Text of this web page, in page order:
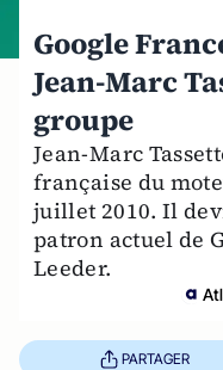
Google
Jean-Marc
groupe
Jean-Marc
française du
juillet 2010. Il
patron actuel de
Leeder.
PARTAGER